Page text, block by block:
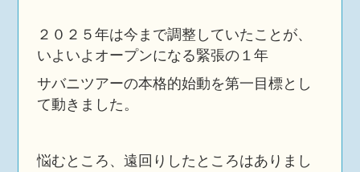
２０２５年は今まで調整していたことが、
いよいよオープンになる緊張の１年
サバニツアーの本格的始動を第一目標とし
て動きました。
悩むところ、遠回りしたところはありまし